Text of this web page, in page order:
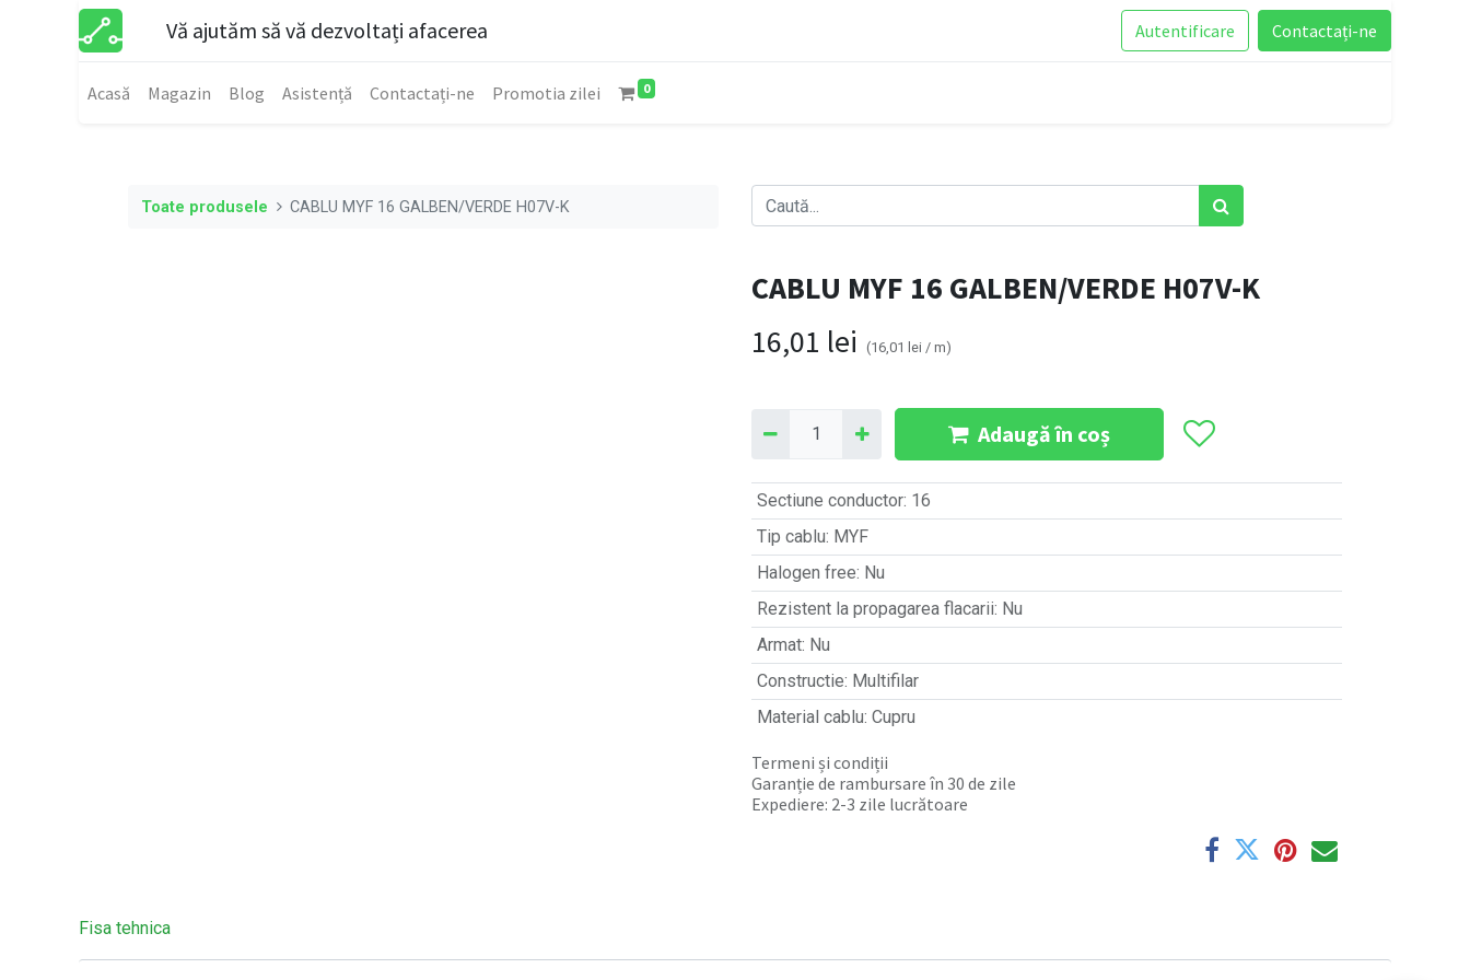
Vă ajutăm să vă dezvoltați afacerea Autentificare Contactați-ne
Acasă Magazin Blog Asistență Contactați-ne Promotia zilei 0
Toate produsele CABLU MYF 16 GALBEN/VERDE H07V-K
CABLU MYF 16 GALBEN/VERDE H07V-K
16,01 lei (16,01 lei / m)
Adaugă în coș
Sectiune conductor: 16
Tip cablu: MYF
Halogen free: Nu
Rezistent la propagarea flacarii: Nu
Armat: Nu
Constructie: Multifilar
Material cablu: Cupru
Termeni și condiții
Garanție de rambursare în 30 de zile
Expediere: 2-3 zile lucrătoare
Fisa tehnica